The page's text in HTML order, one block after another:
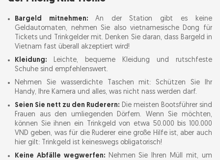
Bargeld mitnehmen: An der Station gibt es keine
Geldautomaten, nehmen Sie also vietnamesische Dong für
Tickets und Trinkgelder mit. Denken Sie daran, dass Bargeld in
Vietnam fast überall akzeptiert wird!
Kleidung: Leichte, bequeme Kleidung und rutschfeste
Schuhe sind empfehlenswert.
Nehmen Sie wasserdichte Taschen mit: Schützen Sie Ihr
Handy, Ihre Kamera und alles, was nicht nass werden darf.
Seien Sie nett zu den Ruderern: Die meisten Bootsführer sind
Frauen aus den umliegenden Dörfern. Wenn Sie möchten,
können Sie ihnen ein Trinkgeld von etwa 50.000 bis 100.000
VND geben, was für die Ruderer eine große Hilfe ist, aber auch
hier gilt: Trinkgeld ist keineswegs obligatorisch!
Keine Abfälle wegwerfen:Nehmen Sie Ihren Müll mit, um